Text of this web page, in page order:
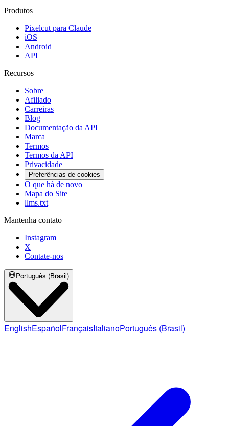
Produtos
Pixelcut para Claude
iOS
Android
API
Recursos
Sobre
Afiliado
Carreiras
Blog
Documentação da API
Marca
Termos
Termos da API
Privacidade
Preferências de cookies
O que há de novo
Mapa do Site
llms.txt
Mantenha contato
Instagram
X
Contate-nos
Português (Brasil)
EnglishEspañolFrançaisItalianoPortuguês (Brasil)